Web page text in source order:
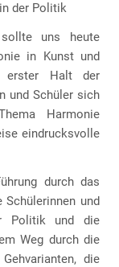
der Politik
uns heute
in Kunst und
erster Halt der
und Schüler sich
Harmonie
eindrucksvolle
durch das
Schülerinnen und
Politik und die
Weg durch die
die